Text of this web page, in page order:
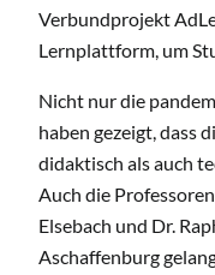
Verbundprojekt
Lernplattform, um
Nicht nur die
haben gezeigt, dass
didaktisch als auch
Auch die
Elsebach und Dr.
Aschaffenburg